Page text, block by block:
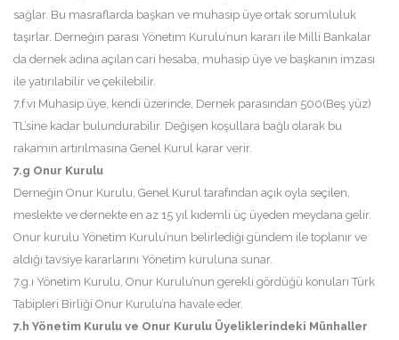
sağlar. Bu masraflarda başkan ve muhasip üye ortak sorumluluk
taşırlar. Derneğin parası Yönetim Kurulu’nun kararı ile Milli Bankalar
da dernek adına açılan cari hesaba, muhasip üye ve başkanın imzası
ile yatırılabilir ve çekilebilir.
7.f.vı Muhasip üye, kendi üzerinde, Dernek parasından 500(Beş yüz)
TL’sine kadar bulundurabilir. Değişen koşullara bağlı olarak bu
rakamın artırılmasına Genel Kurul karar verir.
7.g Onur Kurulu
Derneğin Onur Kurulu, Genel Kurul tarafından açık oyla seçilen,
meslekte ve dernekte en az 15 yıl kıdemli üç üyeden meydana gelir.
Onur kurulu Yönetim Kurulu’nun belirlediği gündem ile toplanır ve
aldığı tavsiye kararlarını Yönetim kuruluna sunar.
7.g.ı Yönetim Kurulu, Onur Kurulu’nun gerekli gördüğü konuları Türk
Tabipleri Birliği Onur Kurulu’na havale eder.
7.h Yönetim Kurulu ve Onur Kurulu Üyeliklerindeki Münhaller